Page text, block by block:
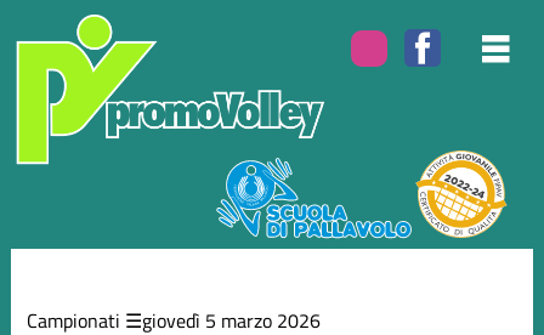
Campionati giovedì 5 marzo 2026
argomenti
delle
notizie: